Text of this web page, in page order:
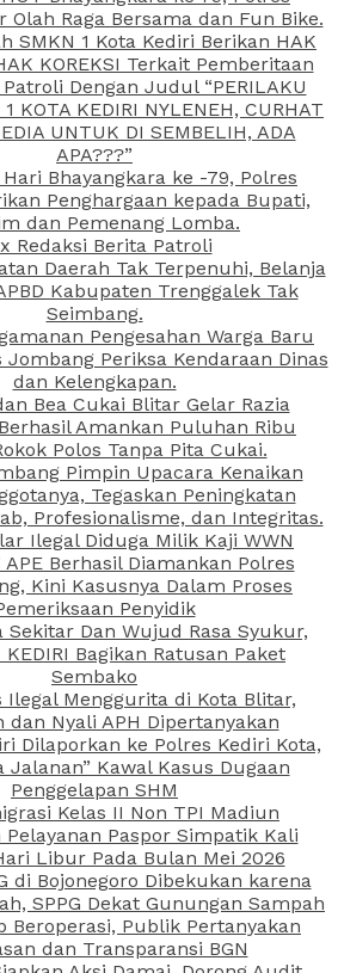
Olah Raga Bersama dan Fun Bike.
SMKN 1 Kota Kediri Berikan HAK
KOREKSI Terkait Pemberitaan
Dengan Judul “PERILAKU
KOTA KEDIRI NYLENEH, CURHAT
UNTUK DI SEMBELIH, ADA
APA???”
Bhayangkara ke -79, Polres
Penghargaan kepada Bupati,
dan Pemenang Lomba.
Redaksi Berita Patroli
Daerah Tak Terpenuhi, Belanja
Kabupaten Trenggalek Tak
Seimbang.
Pengesahan Warga Baru
Jombang Periksa Kendaraan Dinas
dan Kelengkapan.
Bea Cukai Blitar Gelar Razia
Amankan Puluhan Ribu
Polos Tanpa Pita Cukai.
Pimpin Upacara Kenaikan
Tegaskan Peningkatan
Profesionalisme, dan Integritas.
Ilegal Diduga Milik Kaji WWN
APE Berhasil Diamankan Polres
Kini Kasusnya Dalam Proses
Penyidik
Sekitar Dan Wujud Rasa Syukur,
KEDIRI Bagikan Ratusan Paket
Sembako
Ilegal Menggurita di Kota Blitar,
dan Nyali APH Dipertanyakan
Dilaporkan ke Polres Kediri Kota,
Jalanan” Kawal Kasus Dugaan
Penggelapan SHM
Kelas II Non TPI Madiun
Pelayanan Paspor Simpatik Kali
Libur Pada Bulan Mei 2026
di Bojonegoro Dibekukan karena
SPPG Dekat Gunungan Sampah
Beroperasi, Publik Pertanyakan
dan Transparansi BGN